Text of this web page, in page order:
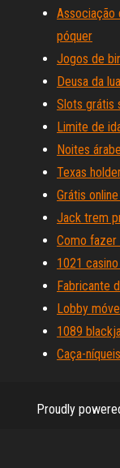
Associação
póquer
Jogos de
Deusa da
Slots grátis
Limite de
Noites
Texas
Grátis
Jack trem
Como fazer
1021
Fabricante
Lobby
1089
Caça-
Proudly